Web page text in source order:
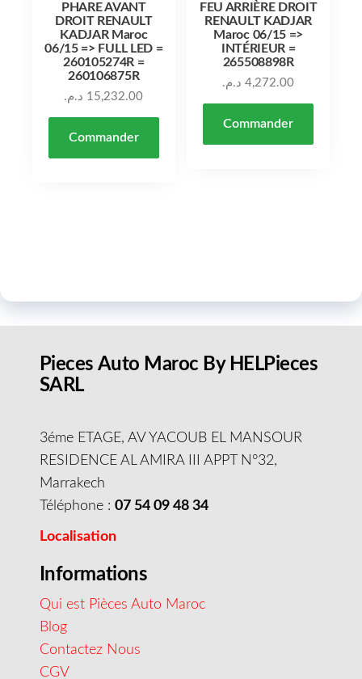
PHARE AVANT
DROIT RENAULT
KADJAR Maroc
06/15 => FULL LED =
260105274R =
260106875R
15,232.00 د.م.
Commander
FEU ARRIÈRE DROIT
RENAULT KADJAR
Maroc 06/15 =>
INTÉRIEUR =
265508898R
4,272.00 د.م.
Commander
Pieces Auto Maroc By HELPieces
SARL
3éme ETAGE, AV YACOUB EL MANSOUR
RESIDENCE AL AMIRA III APPT N°32,
Marrakech
Téléphone : 07 54 09 48 34
Localisation
Informations
Qui est Pièces Auto Maroc
Blog
Contactez Nous
CGV